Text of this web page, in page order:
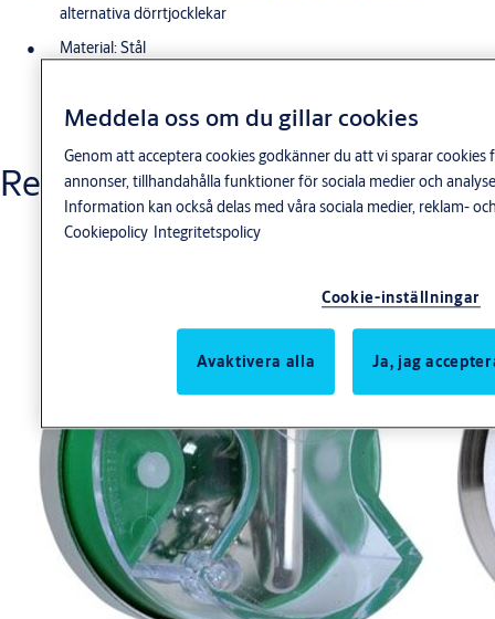
alternativa dörrtjocklekar
Material: Stål
Rekommenderas ej till dörr i utrymningsväg
Funktion
Vid öppning vrids alt slås plastkåpan loss
Relaterade produkter
Meddela oss om du gillar cookies
Genom att acceptera cookies godkänner du att vi sparar cookies
annonser, tillhandahålla funktioner för sociala medier och
Information kan också delas med våra sociala medier, reklam-
Cookiepolicy Integritetspolicy
Cookie-inställningar
Avaktivera alla Ja, jag